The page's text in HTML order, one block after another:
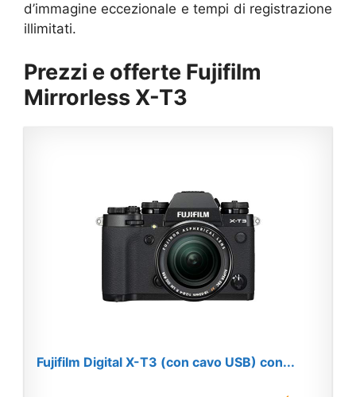
d’immagine eccezionale e tempi di registrazione
illimitati.
Prezzi e offerte Fujifilm
Mirrorless X-T3
Fujifilm Digital X-T3 (con cavo USB) con...